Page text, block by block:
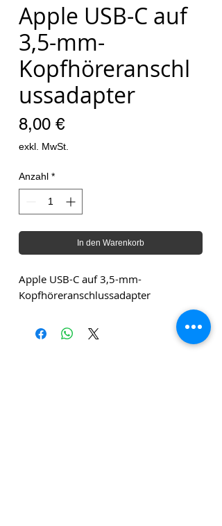
Apple USB-C auf
3,5-mm-
Kopfhöreranschl
ussadapter
8,00 €Preis
exkl. MwSt.
Anzahl *
In den Warenkorb
Apple USB-C auf 3,5-mm-
Kopfhöreranschlussadapter